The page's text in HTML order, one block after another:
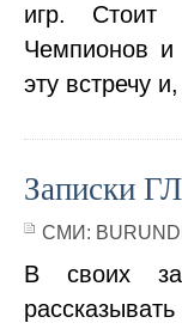
игр. Стоит
Чемпионов
эту встречу
Записки
СМИ:
В своих